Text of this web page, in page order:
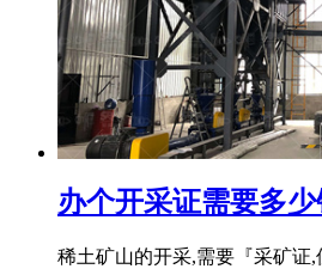
办个开采证需要多少
稀土矿山的开采,需要『采矿证,